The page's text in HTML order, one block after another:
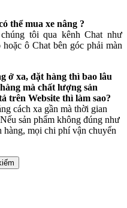
thể mua xe nâng ?
tôi qua kênh Chat như
ô Chat bên góc phải màn
ở xa, đặt hàng thì bao lâu
mà chất lượng sản
trên Website thì làm sao?
cách xa gần mà thời gian
sản phẩm không đúng như
hàng, mọi chi phí vận chuyển